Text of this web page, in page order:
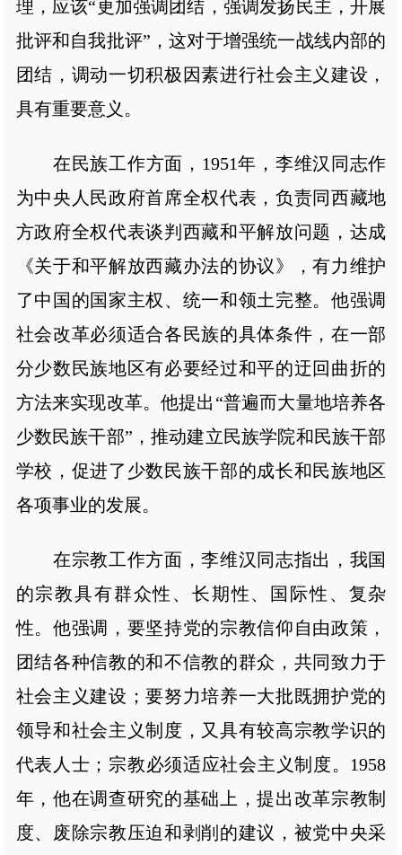
理，应该“更加强调团结，强调发扬民主，开展
批评和自我批评”，这对于增强统一战线内部的
团结，调动一切积极因素进行社会主义建设，
具有重要意义。
在民族工作方面，1951年，李维汉同志作
为中央人民政府首席全权代表，负责同西藏地
方政府全权代表谈判西藏和平解放问题，达成
《关于和平解放西藏办法的协议》，有力维护
了中国的国家主权、统一和领土完整。他强调
社会改革必须适合各民族的具体条件，在一部
分少数民族地区有必要经过和平的迂回曲折的
方法来实现改革。他提出“普遍而大量地培养各
少数民族干部”，推动建立民族学院和民族干部
学校，促进了少数民族干部的成长和民族地区
各项事业的发展。
在宗教工作方面，李维汉同志指出，我国
的宗教具有群众性、长期性、国际性、复杂
性。他强调，要坚持党的宗教信仰自由政策，
团结各种信教的和不信教的群众，共同致力于
社会主义建设；要努力培养一大批既拥护党的
领导和社会主义制度，又具有较高宗教学识的
代表人士；宗教必须适应社会主义制度。1958
年，他在调查研究的基础上，提出改革宗教制
度、废除宗教压迫和剥削的建议，被党中央采